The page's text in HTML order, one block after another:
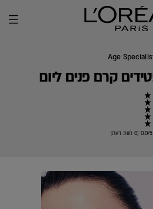
Age
0.0/5 (0 חוות דעת)